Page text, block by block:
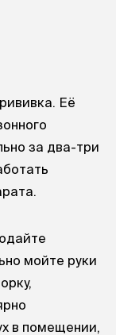
Её
за два-три
мойте руки
в помещении,